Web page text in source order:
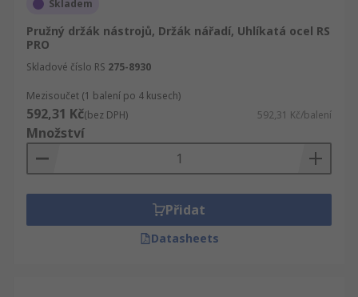
Skladem
Pružný držák nástrojů, Držák nářadí, Uhlíkatá ocel RS
PRO
Skladové číslo RS 275-8930
Mezisoučet (1 balení po 4 kusech)
592,31 Kč(bez DPH) 592,31 Kč/balení
Množství
Přidat
Datasheets